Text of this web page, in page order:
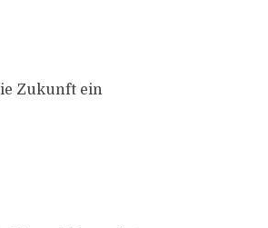
Zukunft ein